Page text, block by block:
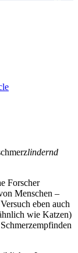
lindernd
Forscher
Menschen –
eben auch
wie Katzen)